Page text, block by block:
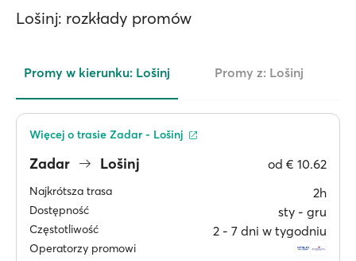
Lošinj: rozkłady promów
Promy w kierunku: Lošinj Promy z: Lošinj
Zadar Lošinj od € 10.62
Najkrótsza trasa 2h
Dostępność sty ‐ gru
Częstotliwość 2 ‐ 7 dni w tygodniu
Operatorzy promowi
Więcej o trasie Zadar - Lošinj